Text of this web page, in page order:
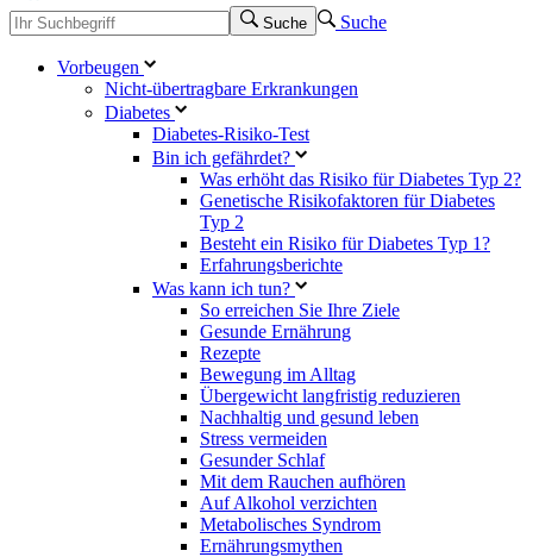
Suche Suche
Vorbeugen
Nicht-übertragbare Erkrankungen
Diabetes
Diabetes-Risiko-Test
Bin ich gefährdet?
Was erhöht das Risiko für Diabetes Typ 2?
Genetische Risikofaktoren für Diabetes
Typ 2
Besteht ein Risiko für Diabetes Typ 1?
Erfahrungsberichte
Was kann ich tun?
So erreichen Sie Ihre Ziele
Gesunde Ernährung
Rezepte
Bewegung im Alltag
Übergewicht langfristig reduzieren
Nachhaltig und gesund leben
Stress vermeiden
Gesunder Schlaf
Mit dem Rauchen aufhören
Auf Alkohol verzichten
Metabolisches Syndrom
Ernährungsmythen